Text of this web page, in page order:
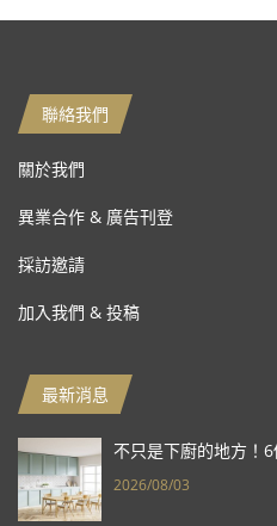
聯絡我們
關於我們
異業合作 & 廣告刊登
採訪邀請
加入我們 & 投稿
最新消息
不只是下廚的地方！
2026/08/03